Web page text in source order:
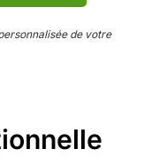
de votre